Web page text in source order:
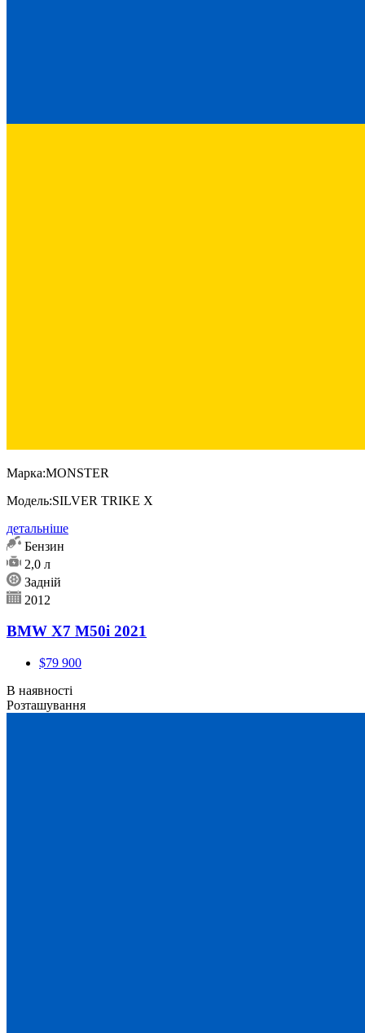
Марка:MONSTER
Модель:SILVER TRIKE X
детальніше
Бензин
2,0 л
Задній
2012
BMW X7 M50i 2021
$79 900
В наявності
Розташування